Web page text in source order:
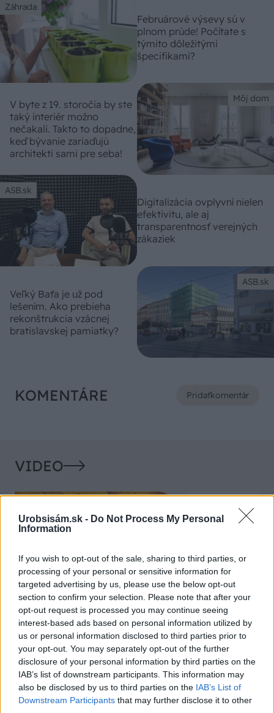
Urobsisám.sk - Do Not Process My Personal
Information
If you wish to opt-out of the sale, sharing to third parties, or
processing of your personal or sensitive information for
targeted advertising by us, please use the below opt-out
section to confirm your selection. Please note that after your
opt-out request is processed you may continue seeing
interest-based ads based on personal information utilized by
us or personal information disclosed to third parties prior to
your opt-out. You may separately opt-out of the further
disclosure of your personal information by third parties on the
IAB’s list of downstream participants. This information may
also be disclosed by us to third parties on the IAB’s List of
Downstream Participants that may further disclose it to other
Záhrada
Februárové výsevy sú v
plnom prúde! Počítate s
týmito dôležitými
špecifikami?
Môj dom
V byte z 19. storočia by ste
taký interiér možno
nečakali. Takto to dopadne,
keď bývanie zariaďujú
architekti sami pre seba!
ASB.sk
Digitalizácia ovplyvní nielen
efektivitu, ale aj
transparentnosť verejných
zákaziek
ASB.sk
Veľký Baťa je už pod
lešením. Ako prebieha
rekonštrukcia vzácnej
bratislavskej pamiatky?
KOMENTÁRE Pridaťkomentár
VIDEO
Chcete dominantu interiéru,
ktorá pritiahne pohľady?
Vyrobte si takéto masívne
orechové svietidlo
Prečo klasická
potrubia v
ako to vyriešiť